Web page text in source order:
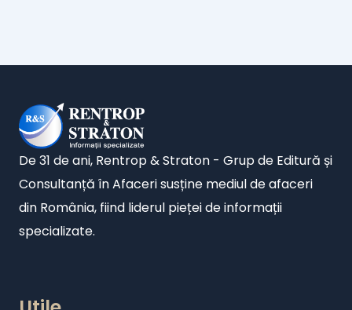
De 31 de ani, Rentrop & Straton - Grup de Editură și
Consultanță în Afaceri susține mediul de afaceri
din România, fiind liderul pieței de informații
specializate.